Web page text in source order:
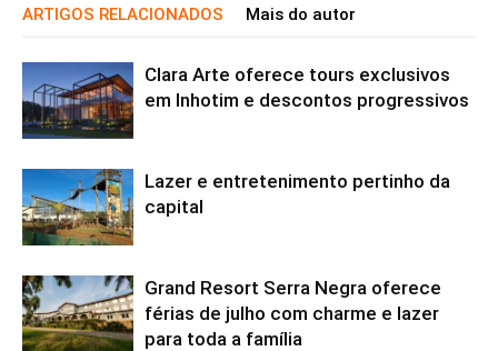
ARTIGOS RELACIONADOS Mais do autor
Clara Arte oferece tours exclusivos
em Inhotim e descontos progressivos
Lazer e entretenimento pertinho da
capital
Grand Resort Serra Negra oferece
férias de julho com charme e lazer
para toda a família